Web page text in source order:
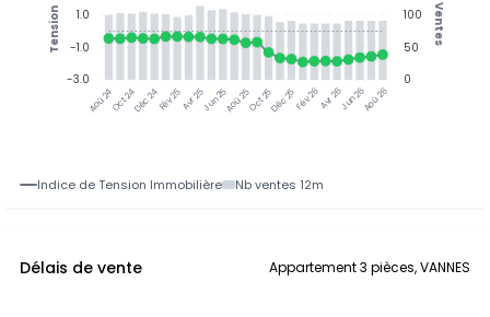
Aoû 24Oct 24Déc 24Fév 25Avr 25Jun 25Aoû 25Oct 25Déc 25Fév 26Avr 26Jun 26Aoû 26
100
50
0
Ventes
1.0
-1.0
-3.0
Tension
Indice de Tension Immobilière Nb ventes 12m
Délais de vente Appartement 3 pièces, VANNES